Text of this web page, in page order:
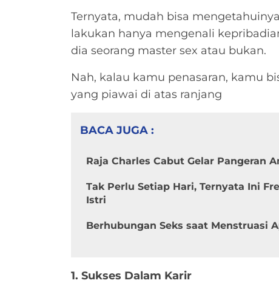
Ternyata, mudah bisa
lakukan hanya mengenali
dia seorang master sex atau bukan.
Nah, kalau kamu penasaran, kamu
yang piawai di atas ranjang
BACA JUGA :
Raja Charles Cabut Gelar Pangeran
Tak Perlu Setiap Hari, Ternyata Ini
Istri
Berhubungan Seks saat Menstruasi
1. Sukses Dalam Karir